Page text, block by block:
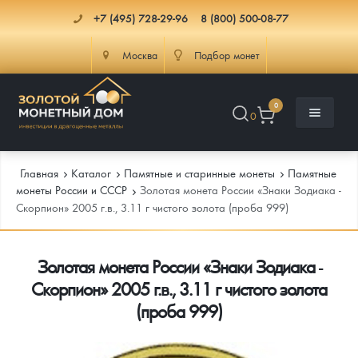
+7 (495) 728-29-96 8 (800) 500-08-77
Москва Подбор монет
0
0
Каталог
Каталог Монет
Инвестиционные монеты
Инфо
Как сделать заказ
Главная Каталог Памятные и старинные монеты
Памятные
монеты России и СССР
Золотая монета России «Знаки Зодиака -
Скорпион» 2005 г.в., 3.11 г чистого золота (проба 999)
Золотая монета России «Знаки Зодиака -
Скорпион» 2005 г.в., 3.11 г чистого золота
(проба 999)